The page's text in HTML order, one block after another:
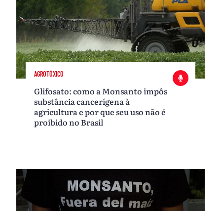
AGROTÓXICO
Glifosato: como a Monsanto impôs
substância cancerígena à
agricultura e por que seu uso não é
proibido no Brasil